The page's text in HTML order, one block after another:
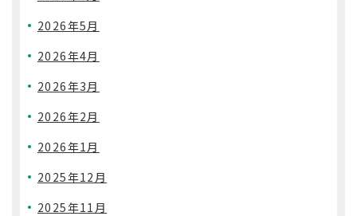
2026年5月
2026年4月
2026年3月
2026年2月
2026年1月
2025年12月
2025年11月